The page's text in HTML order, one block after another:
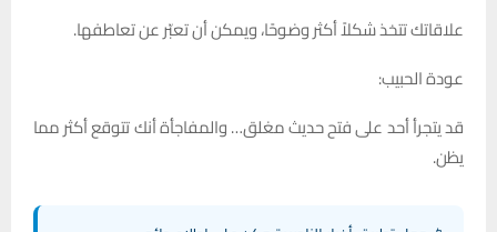
علاقاتك تتخذ شكلاً أكثر وضوحًا، ويمكن أن تعبّر عن تعاطفها.
عودة الحبيب:
قد يتجرأ أحد على فتح حديث مغلق… والمفاجأة أنك تتوقع أكثر مما
يظن.